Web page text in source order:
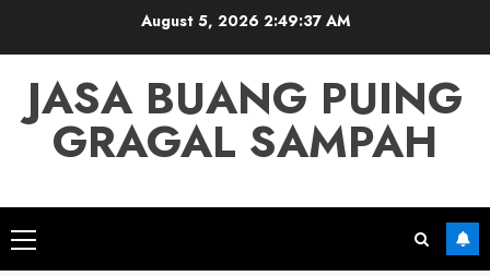
August 5, 2026 2:49:37 AM
JASA BUANG PUING
GRAGAL SAMPAH
Primary
Menu